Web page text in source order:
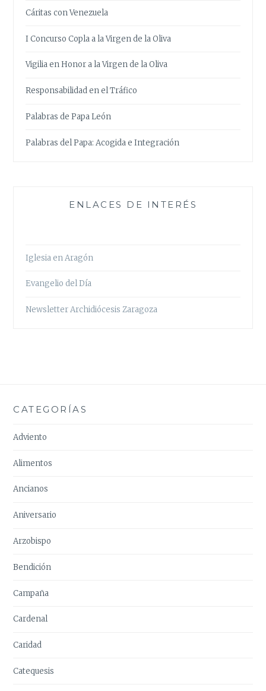
Cáritas con Venezuela
I Concurso Copla a la Virgen de la Oliva
Vigilia en Honor a la Virgen de la Oliva
Responsabilidad en el Tráfico
Palabras de Papa León
Palabras del Papa: Acogida e Integración
ENLACES DE INTERÉS
Iglesia en Aragón
Evangelio del Día
Newsletter Archidiócesis Zaragoza
CATEGORÍAS
Adviento
Alimentos
Ancianos
Aniversario
Arzobispo
Bendición
Campaña
Cardenal
Caridad
Catequesis